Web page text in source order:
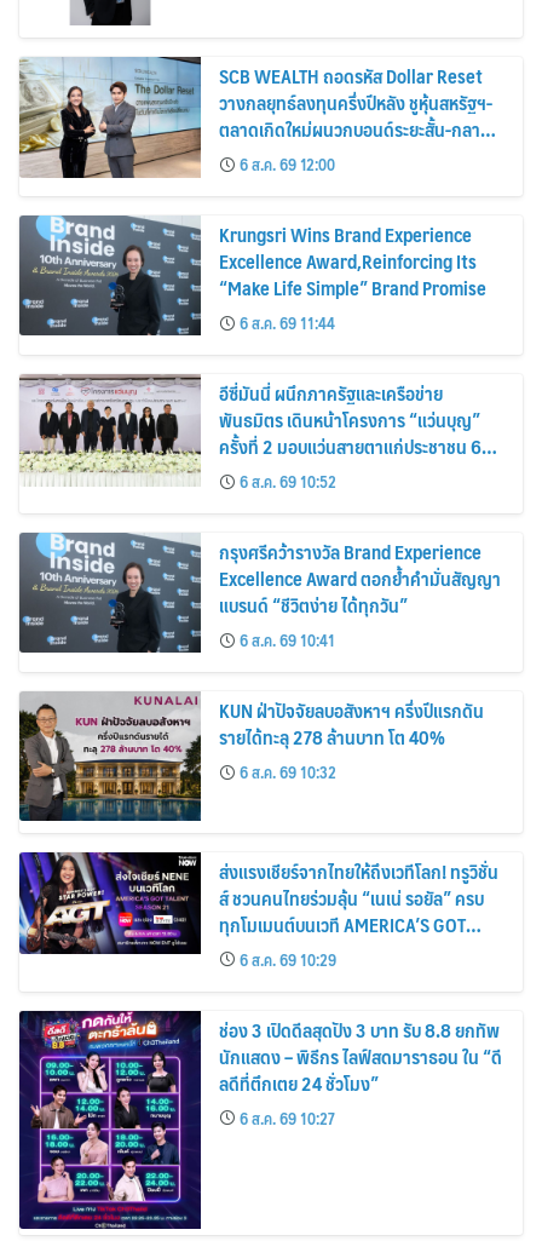
SCB WEALTH ถอดรหัส Dollar Reset
วางกลยุทธ์ลงทุนครึ่งปีหลัง ชูหุ้นสหรัฐฯ-
ตลาดเกิดใหม่ผนวกบอนด์ระยะสั้น-กลาง
เสริมพอร์ตแกร่ง
6 ส.ค. 69 12:00
Krungsri Wins Brand Experience
Excellence Award,Reinforcing Its
“Make Life Simple” Brand Promise
6 ส.ค. 69 11:44
อีซี่มันนี่ ผนึกภาครัฐและเครือข่าย
พันธมิตร เดินหน้าโครงการ “แว่นบุญ”
ครั้งที่ 2 มอบแว่นสายตาแก่ประชาชน 600
คน ขยายโอกาสการมองเห็นสู่ชุมชนไทย
6 ส.ค. 69 10:52
กรุงศรีคว้ารางวัล Brand Experience
Excellence Award ตอกย้ำคำมั่นสัญญา
แบรนด์ “ชีวิตง่าย ได้ทุกวัน”
6 ส.ค. 69 10:41
KUN ฝ่าปัจจัยลบอสังหาฯ ครึ่งปีแรกดัน
รายได้ทะลุ 278 ล้านบาท โต 40%
6 ส.ค. 69 10:32
ส่งแรงเชียร์จากไทยให้ถึงเวทีโลก! ทรูวิชั่น
ส์ ชวนคนไทยร่วมลุ้น “เนเน่ รอยัล” ครบ
ทุกโมเมนต์บนเวที AMERICA’S GOT
TALENT SEASON 21
6 ส.ค. 69 10:29
ช่อง 3 เปิดดีลสุดปัง 3 บาท รับ 8.8 ยกทัพ
นักแสดง – พิธีกร ไลฟ์สดมาราธอน ใน “ดี
ลดีที่ตึกเตย 24 ชั่วโมง”
6 ส.ค. 69 10:27